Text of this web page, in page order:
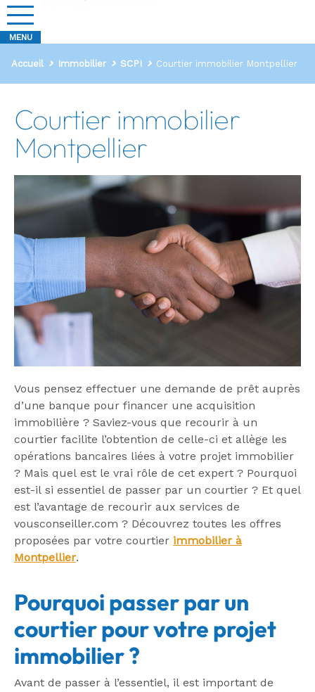
Accueil Immobilier SCPI Courtier immobilier Montpellier
Courtier immobilier
Montpellier
Vous pensez effectuer une demande de prêt auprès
d’une banque pour financer une acquisition
immobilière ? Saviez-vous que recourir à un
courtier facilite l’obtention de celle-ci et allège les
opérations bancaires liées à votre projet immobilier
? Mais quel est le vrai rôle de cet expert ? Pourquoi
est-il si essentiel de passer par un courtier ? Et quel
est l’avantage de recourir aux services de
vousconseiller.com ? Découvrez toutes les offres
proposées par votre courtier immobilier à
Montpellier.
Pourquoi passer par un
courtier pour votre projet
immobilier ?
Avant de passer à l’essentiel, il est important de